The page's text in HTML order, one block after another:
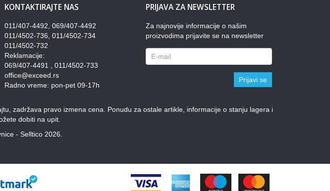
KONTAKTIRAJTE NAS
011/407-4492, 069/407-4492
011/4502-736, 011/4502-734
011/4502-732
Reklamacije:
069/407-4491 , 011/4502-733
office@exceed.rs
Radno vreme: pon-pet 09-17h
PRIJAVA ZA NEWSLETTER
Za najnovije informacije o našim
proizvodima prijavite se na newsletter
Prijavi se
zadržava pravo izmena cena. Ponudu za ostale artikle, informacije o stanju lagera i
dobiti na upit.
- Selltico 2026.